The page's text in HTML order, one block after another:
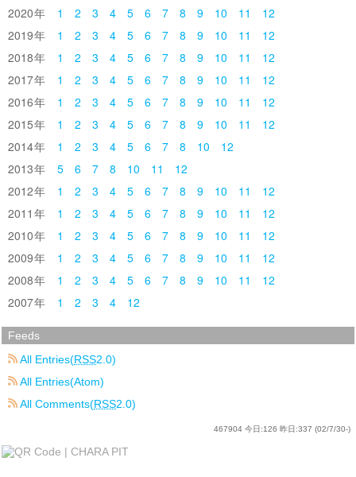
2020
1 2 3 4 5 6 7 8 9 10 11
12
2019
1 2 3 4 5 6 7 8 9 10 11
12
2018
1 2 3 4 5 6 7 8 9 10 11
12
2017
1 2 3 4 5 6 7 8 9 10 11
12
2016
1 2 3 4 5 6 7 8 9 10 11
12
2015
1 2 3 4 5 6 7 8 9 10 11
12
2014
1 2 3 4 5 6 7 8 10
12
2013
5 6 7 8 10 11
12
2012
1 2 3 4 5 6 7 8 9 10 11
12
2011
1 2 3 4 5 6 7 8 9 10 11
12
2010
1 2 3 4 5 6 7 8 9 10 11
12
2009
1 2 3 4 5 6 7 8 9 10 11
12
2008
1 2 3 4 5 6 7 8 9 10 11
12
2007
1 2 3 4 12
Feeds
All Entries(RSS2.0)
All Entries(Atom)
All Comments(RSS2.0)
467904 今日:126 昨日:337 (02/7/30-)